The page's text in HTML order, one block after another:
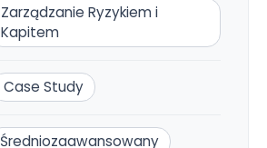
Zarządzanie Ryzykiem i
Kapitem
Case Study
Średniozaawansowany